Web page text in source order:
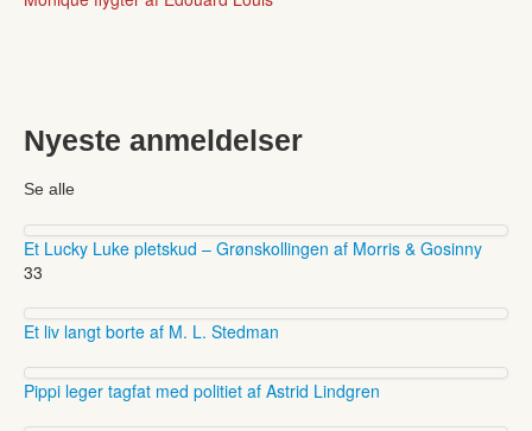
Nyeste anmeldelser
Se alle
Et Lucky Luke pletskud – Grønskollingen af Morris & Gosinny
33
Et liv langt borte af M. L. Stedman
Pippi leger tagfat med politiet af Astrid Lindgren